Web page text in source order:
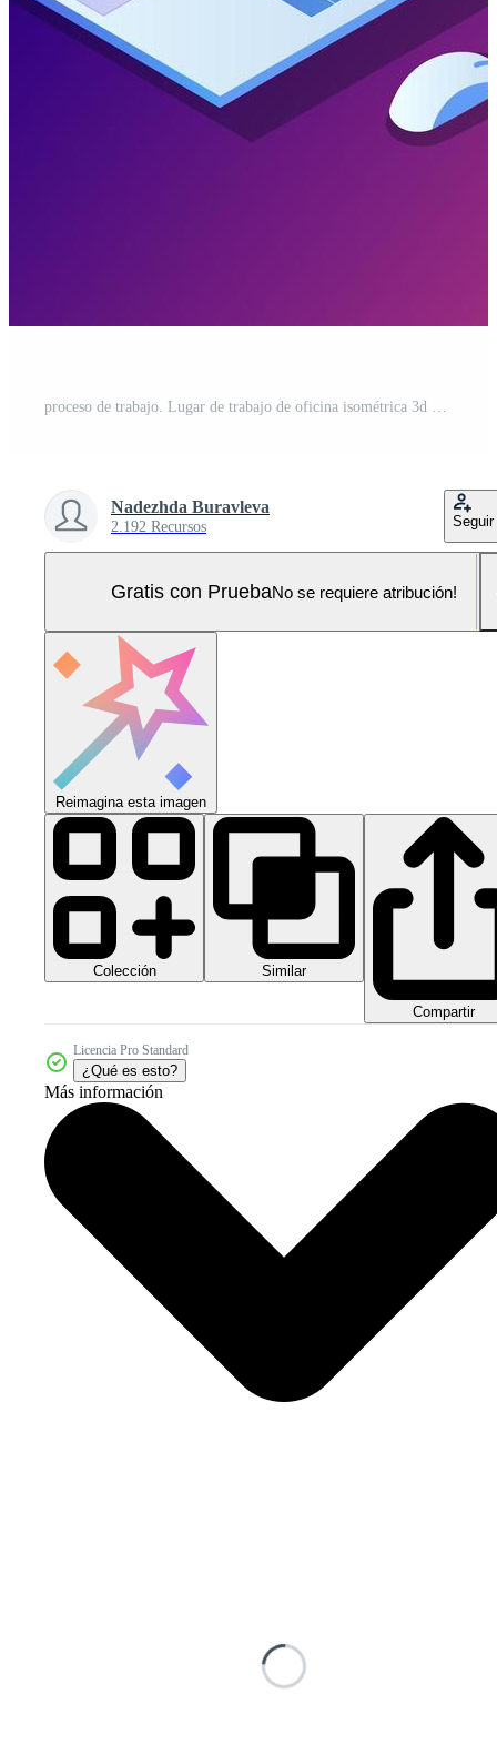
proceso de trabajo. Lugar de trabajo de oficina isométrica 3d con computadora, computadora portátil, pc, documento, datos. diseño vectorial para banner Pro Vector y Pro SVG
Nadezhda Buravleva
2.192 Recursos Seguir
Gratis con PruebaNo se requiere atribución!
Reimagina esta imagen
Colección Similar
Compartir
Licencia Pro Standard
¿Qué es esto?
Más información